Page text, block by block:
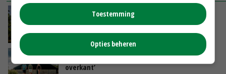
Kamervragen over onttrekkingsverbod,
minister spreekt van ‘ondernemersrisico’
GISTEREN, 16:27
‘Rendement van Krullvarkens komt van de
overkant’
Toestemming
Opties beheren